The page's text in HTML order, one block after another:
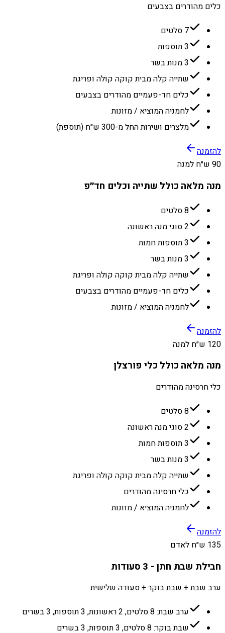
כלים מהודרים בצבעים
7 סלטים
3 תוספות
3 מנות בשר
שתייה קלה מבית קוקה קולה ופריגת
כלים חד-פעמיים מהודרים בצבעים
לחמניה המוציא / מזונות
מלצרים ושירות החל מ-300 ש״ח (תוספת)
להזמנה
90 ש״ח למנה
מנה מלאה כולל שתייה וכלים חד״פ
8 סלטים
2 סוגי מנה ראשונה
3 תוספות חמות
3 מנות בשר
שתייה קלה מבית קוקה קולה ופריגת
כלים חד-פעמיים מהודרים בצבעים
לחמניה המוציא / מזונות
להזמנה
120 ש״ח למנה
מנה מלאה כולל כלי פורצלן
כלי חרסינה מהודרים
8 סלטים
2 סוגי מנה ראשונה
3 תוספות חמות
3 מנות בשר
שתייה קלה מבית קוקה קולה ופריגת
כלי חרסינה מהודרים
לחמניה המוציא / מזונות
להזמנה
135 ש״ח לאדם
חבילת שבת חתן - 3 סעודות
ערב שבת + שבת בוקר + סעודה שלישית
ערב שבת: 8 סלטים, 2 ראשונות, 3 תוספות, 3 בשרים
שבת בוקר: 8 סלטים, 3 תוספות, 3 בשרים